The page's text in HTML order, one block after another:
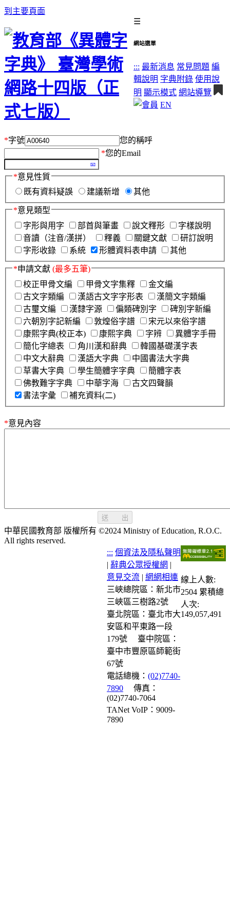
到主要頁面
☰
網站選單
::: 最新消息 常見問題 編
輯說明 字典附錄 使用說
明 顯示模式 網站導覽
EN
*字號
您的稱呼
*您的Email
*意見性質
既有資料疑誤
建議新增 其他
*意見類型
字形與用字
部首與筆畫 說文釋形
字樣說明
音讀（注音/漢拼）
釋義 關鍵文獻
研訂說明
字形收錄
系統 形體資料表申請 其他
*申請文獻 (最多五筆)
校正甲骨文編
甲骨文字集釋
金文編
古文字類編
漢語古文字字形表
漢簡文字類編
古璽文編
漢隸字源 偏類碑別字
碑別字新編
六朝別字記新編
敦煌俗字譜
宋元以來俗字譜
康熙字典(校正本)
康熙字典 字辨
異體字手冊
簡化字總表
角川漢和辭典
韓國基礎漢字表
中文大辭典
漢語大字典
中國書法大字典
草書大字典
學生簡體字字典
簡體字表
佛教難字字典
中華字海
古文四聲韻
書法字彙
補充資料(二)
*意見內容
送 出
中華民國教育部 版權所有 ©2024 Ministry of Education, R.O.C.
All rights reserved.
::: 個資法及隱私聲明
| 辭典公眾授權網 |
意見交流 | 網網相連
三峽總院區：新北市
三峽區三樹路2號
臺北院區：臺北市大
安區和平東路一段
179號
臺中院區：
臺中市豐原區師範街
67號
電話總機： (02)7740-
7890
傳真：
(02)7740-7064
TANet VoIP：9009-
7890
線上人數:
2504 累積總
人次:
149,057,491